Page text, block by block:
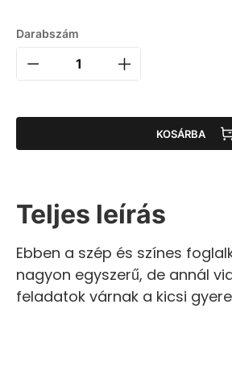
Darabszám
KOSÁRBA
Teljes leírás
Ebben a szép és színes
nagyon egyszerű, de annál
feladatok várnak a kicsi